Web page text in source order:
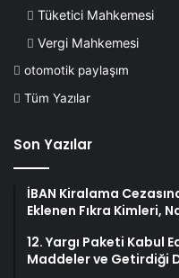
Tüketici Mahkemesi
Vergi Mahkemesi
otomotik paylaşım
Tüm Yazılar
Son Yazılar
İBAN Kiralama
Eklenen Fıkra Kimleri,
12. Yargı Paketi Kabul
Maddeler ve Getirdiği